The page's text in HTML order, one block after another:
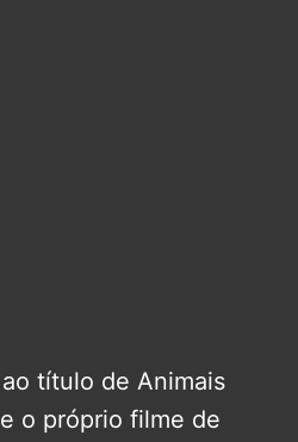
título de Animais
o próprio filme de